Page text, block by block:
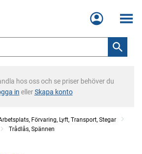
Meny
hos oss och se priser behöver du
in ellerSkapa konto
Förvaring, Lyft, Transport, Stegar
Trådlås, Spännen